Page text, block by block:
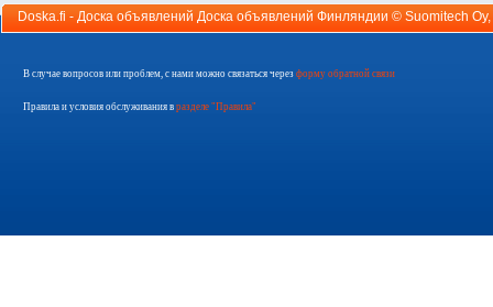
Doska.fi - Доска объявлений Доска объявлений Финляндии © Suomitech Oy
В случае вопросов или проблем, с нами можно связаться через форму обратной связи
Правила и условия обслуживания в разделе "Правила"